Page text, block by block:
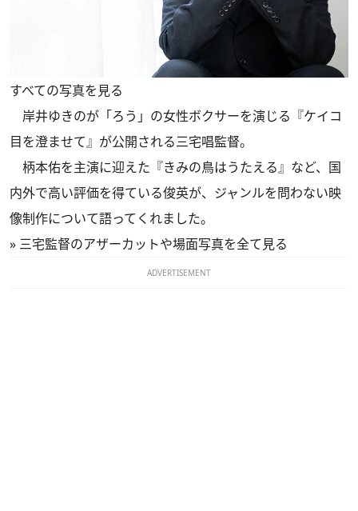
すべての写真を見る
岸井ゆきのが「ろう」の女性ボクサーを演じる『ケイコ
目を澄ませて』が公開される三宅唱監督。
柄本佑を主演に迎えた『きみの鳥はうたえる』など、国
内外で高い評価を得ている俊英が、ジャンルを問わない映
像制作について語ってくれました。
» 三宅監督のアザーカットや場面写真を全て見る
ADVERTISEMENT